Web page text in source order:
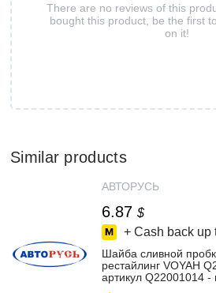
There are no reviews of this
bought this product, be the first
on it!
Similar products
АВТОРУСЬ
6.87 $
+ Cash back up
Шайба сливной
рестайлинг VOYAH
артикул Q22001014 -